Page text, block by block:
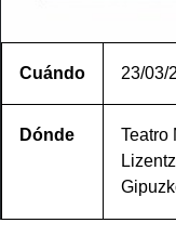
Cuándo 23/03/
Dónde
Teatro